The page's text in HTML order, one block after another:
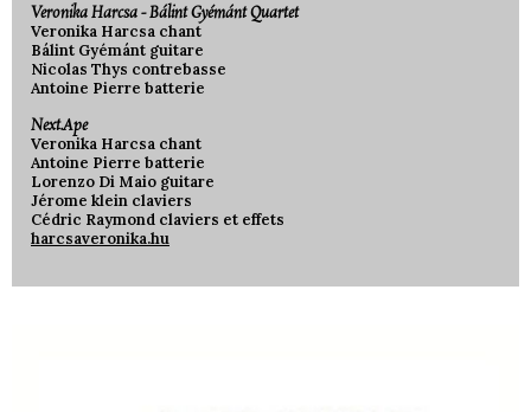
Veronika Harcsa - Bálint Gyémánt Quartet
Veronika Harcsa chant
Bálint Gyémánt guitare
Nicolas Thys contrebasse
Antoine Pierre batterie
Next.Ape
Veronika Harcsa chant
Antoine Pierre batterie
Lorenzo Di Maio guitare
Jérome klein claviers
Cédric Raymond claviers et effets
harcsaveronika.hu